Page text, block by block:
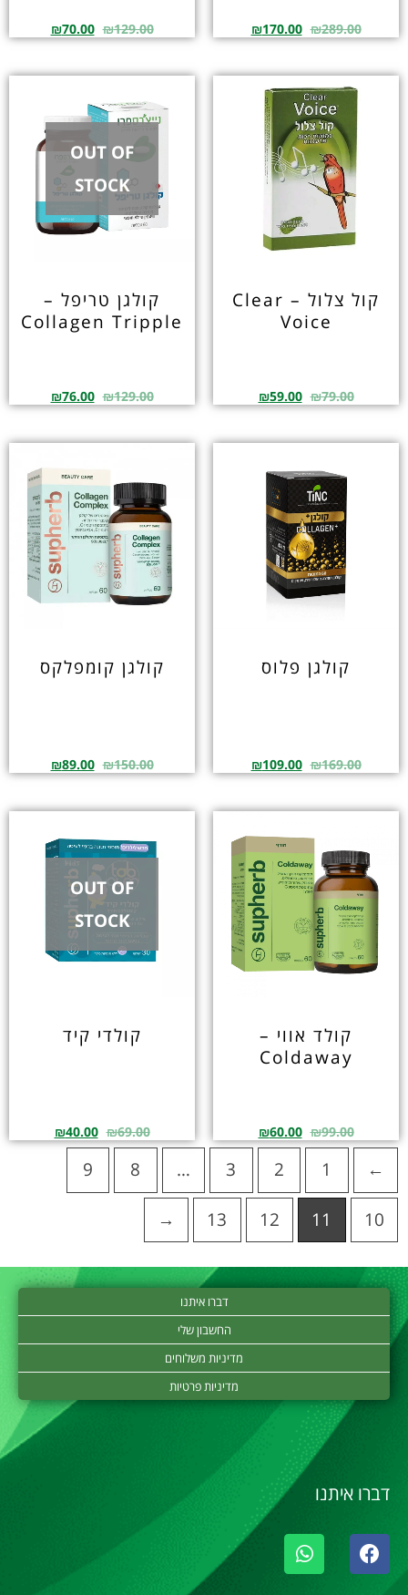
₪289.00
₪170.00
₪129.00
₪70.00
קול צלול – Clear
Voice
₪79.00
₪59.00
OUT OF
STOCK
קולגן טריפל –
Collagen Tripple
₪129.00
₪76.00
קולגן פלוס
₪169.00
₪109.00
קולגן קומפלקס
₪150.00
₪89.00
קולד אווי –
Coldaway
₪99.00
₪60.00
OUT OF
STOCK
קולדי קיד
₪69.00
₪40.00
←
1
2
3
…
8
9
10
11
12
13
→
דברו איתנו
החשבון שלי
מדיניות משלוחים
מדיניות פרטיות
דברו איתנו